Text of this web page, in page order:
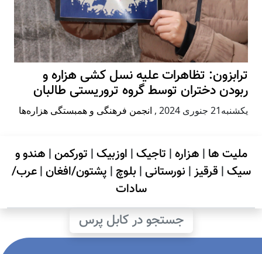
ترابزون: تظاهرات علیه نسل کشی هزاره و
ربودن دختران توسط گروه تروریستی طالبان
يكشنبه21 جنوری 2024 , انجمن فرهنگی و همبستگی هزاره‌ها
ملیت ها | هزاره| تاجیک| اوزبیک| تورکمن| هندو و
سیک| قرقیز| نورستانی| بلوچ | پشتون/افغان|عرب/
سادات
جستجو در کابل پرس